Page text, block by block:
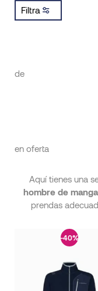
Filtra
de
en oferta
Aquí tienes una
hombre de
prendas
-40%